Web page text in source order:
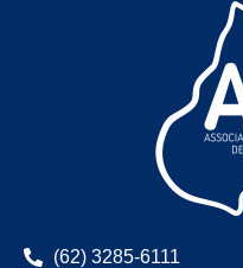
(62) 3285-6111